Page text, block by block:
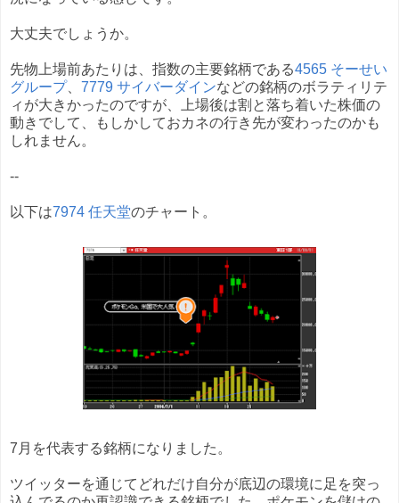
大丈夫でしょうか。
先物上場前あたりは、指数の主要銘柄である4565 そーせい
グループ、 7779 サイバーダインなどの銘柄のボラティリテ
ィが大きかったのですが、上場後は割と落ち着いた株価の
動きでして、もしかしておカネの行き先が変わったのかも
しれません。
--
以下は7974 任天堂のチャート。
7月を代表する銘柄になりました。
ツイッターを通じてどれだけ自分が底辺の環境に足を突っ